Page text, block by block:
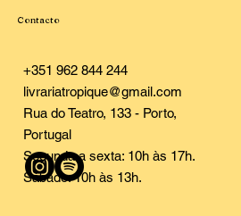
Contacto
+351 962 844 244
livrariatropique@gmail.com
Rua do Teatro, 133 - Porto,
Portugal
Segunda a sexta: 10h às 17h.
Sábado: 10h às 13h.